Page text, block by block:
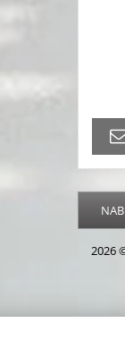
2026